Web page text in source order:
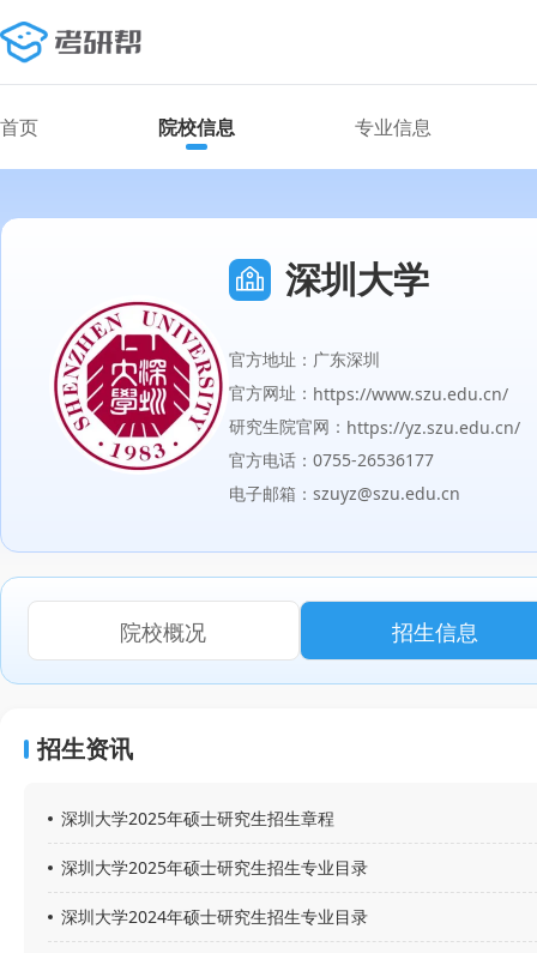
首页 院校信息 专业信息
深圳大学
官方地址：广东深圳
官方网址： https://www.szu.edu.cn/
研究生院官网： https://yz.szu.edu.cn/
官方电话：0755-26536177
电子邮箱：szuyz@szu.edu.cn
院校概况 招生信息
招生资讯
深圳大学2025年硕士研究生招生章程
深圳大学2025年硕士研究生招生专业目录
深圳大学2024年硕士研究生招生专业目录